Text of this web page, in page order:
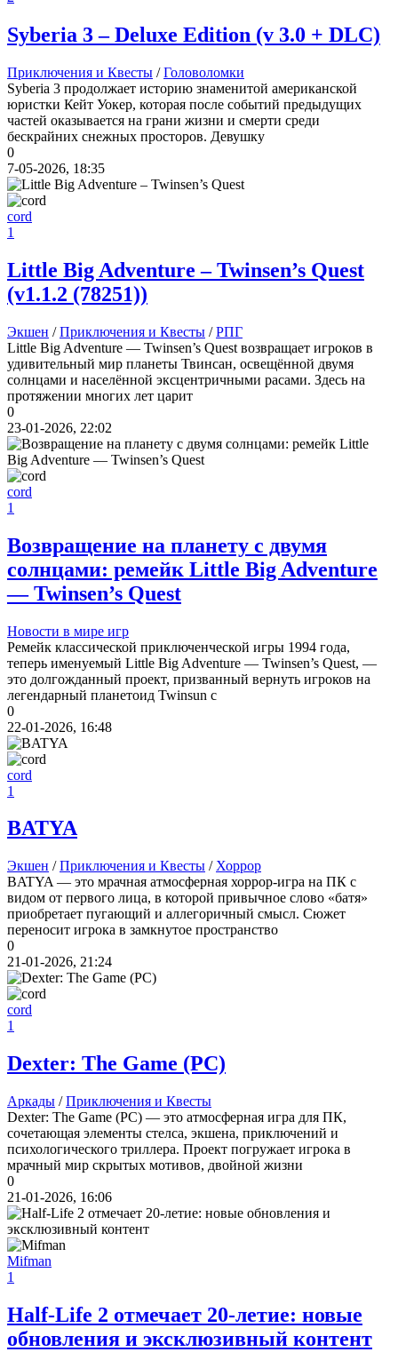
cord:Boycenunse
,
Да, сделано. Добавил саундтрек Need for Speed: Most Wanted
Soundtrack (OST):
скачать
Представлено несколько ссылок на скачивание (торрент,
архив и FLAC), но основной – Unofficial Game Soundtrack
OST. На странице можно послушать онлайн полную версию,
включая треки от Paul Linford
Сборник получился добротный, наслаждайтесь!
Boycenunse
Mifman:Добро пожаловать на игровой сайт mifman.ru
В этом чате Вы можете общаться. Пишите свои отзывы и
комментарии к играм.
Syberia 3 – Deluxe Edition (v 3.0 + DLC)
Приключения и Квесты /Головоломки
Syberia 3 продолжает историю знаменитой американской
юристки Кейт Уокер, которая после событий предыдущих
частей оказывается на грани жизни и смерти среди
бескрайних снежных просторов. Девушку
0
7-05-2026, 18:35
cord
1
Little Big Adventure – Twinsen’s Quest
(v1.1.2 (78251))
Экшен /Приключения и Квесты /РПГ
Little Big Adventure — Twinsen’s Quest возвращает игроков в
удивительный мир планеты Твинсан, освещённой двумя
солнцами и населённой эксцентричными расами. Здесь на
протяжении многих лет царит
0
23-01-2026, 22:02
cord
1
Возвращение на планету с двумя
солнцами: ремейк Little Big Adventure
— Twinsen’s Quest
Новости в мире игр
Ремейк классической приключенческой игры 1994 года,
теперь именуемый Little Big Adventure — Twinsen’s Quest, —
это долгожданный проект, призванный вернуть игроков на
легендарный планетоид Twinsun с
0
22-01-2026, 16:48
cord
1
BATYA
Экшен /Приключения и Квесты / Хоррор
BATYA — это мрачная атмосферная хоррор-игра на ПК с
видом от первого лица, в которой привычное слово «батя»
приобретает пугающий и аллегоричный смысл. Сюжет
переносит игрока в замкнутое пространство
0
21-01-2026, 21:24
cord
1
Dexter: The Game (PC)
Аркады /Приключения и Квесты
Dexter: The Game (PC) — это атмосферная игра для ПК,
сочетающая элементы стелса, экшена, приключений и
психологического триллера. Проект погружает игрока в
мрачный мир скрытых мотивов, двойной жизни
0
21-01-2026, 16:06
Mifman
1
Half-Life 2 отмечает 20-летие: новые
обновления и эксклюзивный контент